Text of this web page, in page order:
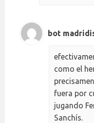
bot
como el
fuera por
jugando
Sanchís.